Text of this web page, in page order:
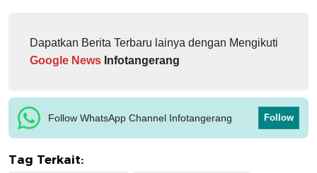
Dapatkan Berita Terbaru lainya dengan Mengikuti
Google News Infotangerang
Follow WhatsApp Channel Infotangerang Follow
Tag Terkait: